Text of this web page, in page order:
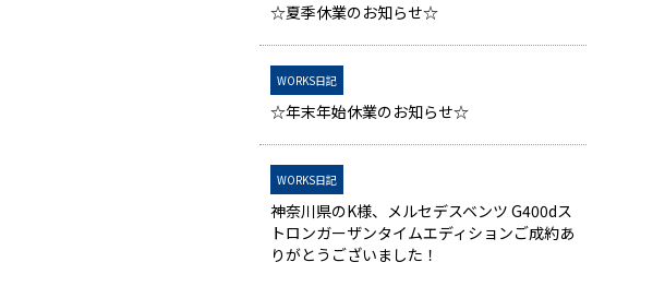
☆夏季休業のお知らせ☆
WORKS日記
☆年末年始休業のお知らせ☆
WORKS日記
神奈川県のK様、メルセデスベンツ G400dス
トロンガーザンタイムエディションご成約あ
りがとうございました！